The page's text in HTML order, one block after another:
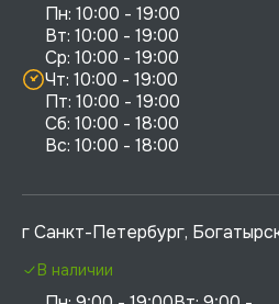
Пн: 10:00 - 19:00
Вт: 10:00 - 19:00
Ср: 10:00 - 19:00
Чт: 10:00 - 19:00
Пт: 10:00 - 19:00
Сб: 10:00 - 18:00
г Санкт-Петербург,
В наличии